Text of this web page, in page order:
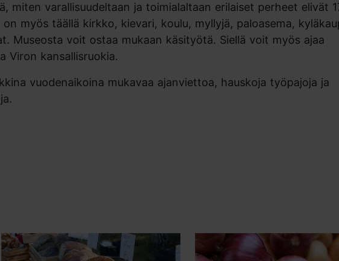
miten varallisuudeltaan ja toimialaltaan erilaiset perheet elivät
myös täällä kirkko, kievari, koulu, myllyjä, paloasema,
Museosta voit ostaa mukaan käsityötä. Siellä voit myös ajaa
Viron kansallisruokia.
vuodenaikoina mukavaa ajanviettoa, hauskoja työpajoja ja